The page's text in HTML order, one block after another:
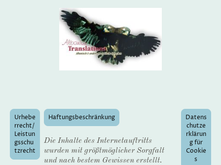
Urhebe
rrecht/
Leistun
gsschu
tzrecht
Haftungsbeschränkung
Die Inhalte des Internetauftritts
wurden mit größtmöglicher Sorgfalt
und nach bestem Gewissen erstellt.
Datens
chutze
rklärun
g für
Cookie
s